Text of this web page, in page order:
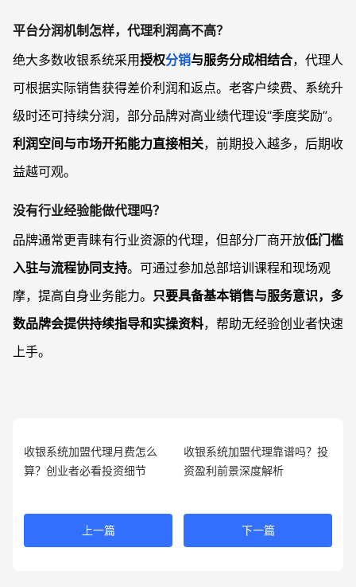
平台分润机制怎样，代理利润高不高？
绝大多数收银系统采用授权分销与服务分成相结合，代理人
可根据实际销售获得差价利润和返点。老客户续费、系统升
级时还可持续分润，部分品牌对高业绩代理设“季度奖励”。
利润空间与市场开拓能力直接相关，前期投入越多，后期收
益越可观。
没有行业经验能做代理吗？
品牌通常更青睐有行业资源的代理，但部分厂商开放低门槛
入驻与流程协同支持。可通过参加总部培训课程和现场观
摩，提高自身业务能力。 只要具备基本销售与服务意识，多
数品牌会提供持续指导和实操资料，帮助无经验创业者快速
上手。
收银系统加盟代理月费怎么
算？创业者必看投资细节
上一篇
收银系统加盟代理靠谱吗？投
资盈利前景深度解析
下一篇